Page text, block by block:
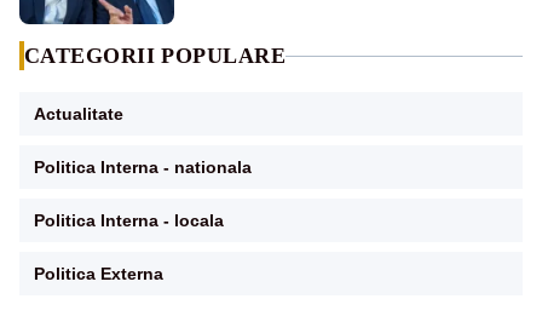
CATEGORII POPULARE
Actualitate
Politica Interna - nationala
Politica Interna - locala
Politica Externa